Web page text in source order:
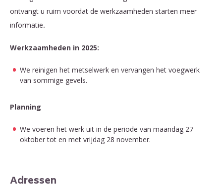
ontvangt u ruim voordat de werkzaamheden starten meer
informatie.
Werkzaamheden in 2025:
We reinigen het metselwerk en vervangen het voegwerk
van sommige gevels.
Planning
We voeren het werk uit in de periode van maandag 27
oktober tot en met vrijdag 28 november.
Adressen